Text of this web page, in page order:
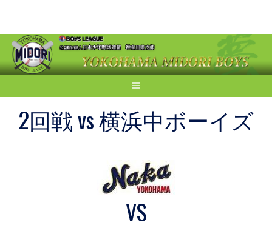
content
2回戦 vs 横浜中ボーイズ
VS